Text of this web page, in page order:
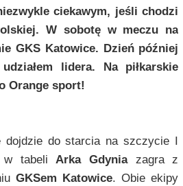
ciekawym, jeśli chodzi
W sobotę w meczu na
GKS Katowice. Dzień później
lidera. Na piłkarskie
Orange sport!
dojdzie do starcia na szczycie I
w tabeliArka Gdyniazagra z
GKSem Katowice. Obie ekipy